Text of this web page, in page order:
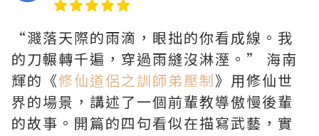
“濺落天際的雨滴，眼拙的你看成線。我
的刀輾轉千遍，穿過雨縫沒淋溼。” 海南
輝的《修仙道侶之訓師弟壓制》用修仙世
界的場景，講述了一個前輩教導傲慢後輩
的故事。開篇的四句看似在描寫武藝，實